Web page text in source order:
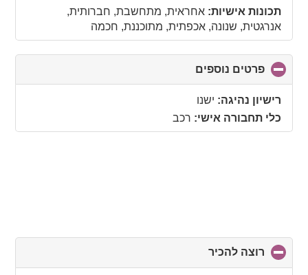
תכונות אישיות: אחראית, מתחשבת, חברותית,
אנרגטית, שנונה, אכפתית, מתוכננת, חכמה
פרטים נוספים
to
רישיון נהיגה: ישנו
כלי תחבורה אישי: רכב
רוצה להכיר
to